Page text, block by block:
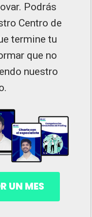
Podrás
Centro de
termine tu
que no
nuestro
UN MES